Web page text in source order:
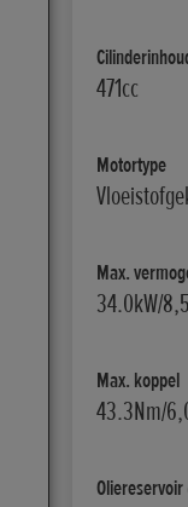
471cc
Motortype
Max.
34.0kW/
Max. koppel
43.3Nm/
Oliereservoir